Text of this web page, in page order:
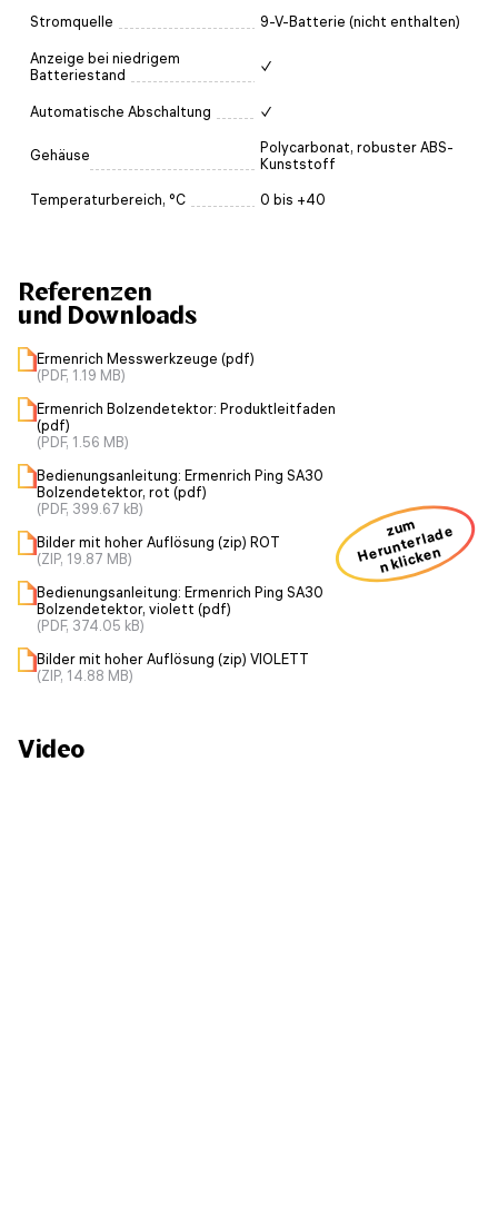
Stromquelle 9-V-Batterie (nicht enthalten)
Anzeige bei niedrigem
Batteriestand
✓
Automatische Abschaltung ✓
Gehäuse
Polycarbonat, robuster ABS-
Kunststoff
Temperaturbereich, °C 0 bis +40
Referenzen
und Downloads
Ermenrich Messwerkzeuge (pdf)
(PDF, 1.19 MB)
Ermenrich Bolzendetektor: Produktleitfaden
(pdf)
(PDF, 1.56 MB)
Bedienungsanleitung: Ermenrich Ping SA30
Bolzendetektor, rot (pdf)
(PDF, 399.67 kB)
Bilder mit hoher Auflösung (zip) ROT
(ZIP, 19.87 MB)
Bedienungsanleitung: Ermenrich Ping SA30
Bolzendetektor, violett (pdf)
(PDF, 374.05 kB)
Bilder mit hoher Auflösung (zip) VIOLETT
(ZIP, 14.88 MB)
zum
H
er
u
nt
erl
a
d
e
n kli
ck
e
n
Video